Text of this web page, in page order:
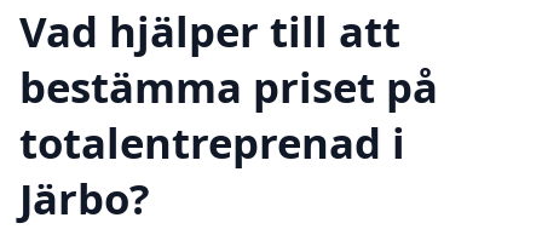
Vad hjälper till att
bestämma priset på
totalentreprenad i
Järbo?